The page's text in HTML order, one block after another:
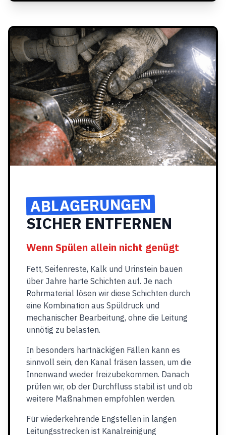
ABLAGERUNGEN
SICHER ENTFERNEN
Wenn Spülen allein nicht genügt
Fett, Seifenreste, Kalk und Urinstein bauen
über Jahre harte Schichten auf. Je nach
Rohrmaterial lösen wir diese Schichten durch
eine Kombination aus Spüldruck und
mechanischer Bearbeitung, ohne die Leitung
unnötig zu belasten.
In besonders hartnäckigen Fällen kann es
sinnvoll sein, den Kanal fräsen lassen, um die
Innenwand wieder freizubekommen. Danach
prüfen wir, ob der Durchfluss stabil ist und ob
weitere Maßnahmen empfohlen werden.
Für wiederkehrende Engstellen in langen
Leitungsstrecken ist Kanalreinigung